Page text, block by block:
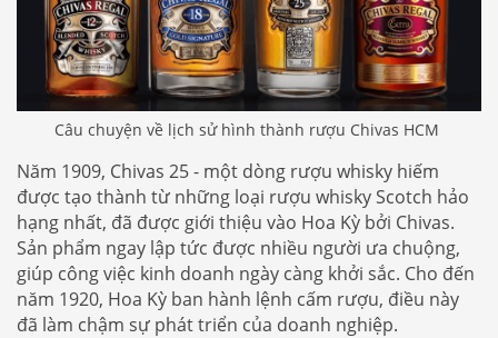
Câu chuyện về lịch sử hình thành rượu Chivas HCM
Năm 1909, Chivas 25 - một dòng rượu whisky hiếm
được tạo thành từ những loại rượu whisky Scotch hảo
hạng nhất, đã được giới thiệu vào Hoa Kỳ bởi Chivas.
Sản phẩm ngay lập tức được nhiều người ưa chuộng,
giúp công việc kinh doanh ngày càng khởi sắc. Cho đến
năm 1920, Hoa Kỳ ban hành lệnh cấm rượu, điều này
đã làm chậm sự phát triển của doanh nghiệp.